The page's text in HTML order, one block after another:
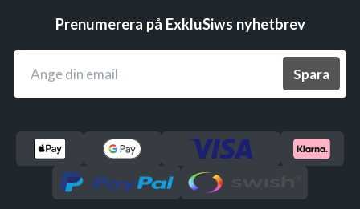
Prenumerera på ExkluSiws nyhetbrev
Spara